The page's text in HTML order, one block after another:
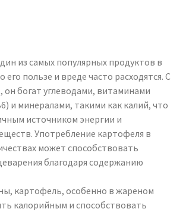
из самых популярных продуктов в
его пользе и вреде часто расходятся. С
богат углеводами, витаминами
и минералами, такими как калий, что
источником энергии и
Употребление картофеля в
может способствовать
благодаря содержанию
картофель, особенно в жареном
калорийным и способствовать